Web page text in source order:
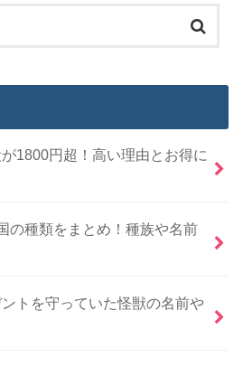
1800円超！高い理由とお得に
の種類をまとめ！種族や名前
トを守っていた怪獣の名前や